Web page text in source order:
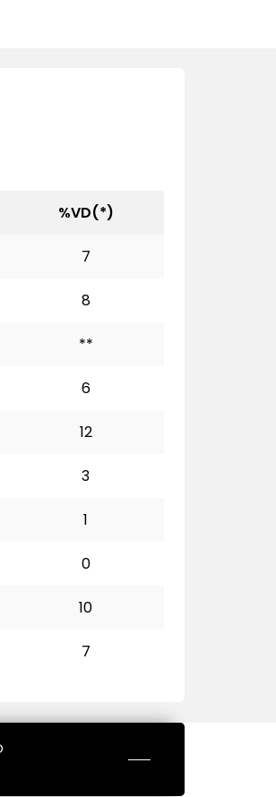
%VD(*)
7
8
**
6
12
3
1
0
10
7